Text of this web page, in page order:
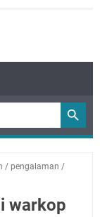
/ pengalaman /
warkop